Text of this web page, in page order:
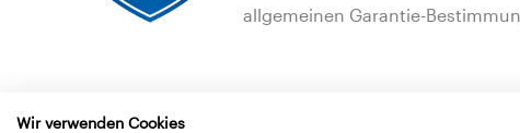
allgemeinen Garantie-
Wir verwenden Cookies